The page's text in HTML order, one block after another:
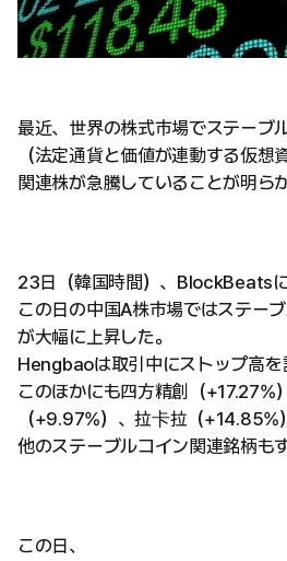
最近、世界の株式市場でステーブ
（法定通貨と価値が連動する仮想
関連株が急騰していることが明ら
23日（韓国時間）、BlockBeatsに
この日の中国A株市場ではステー
が大幅に上昇した。
Hengbaoは取引中にストップ高を
このほかにも四方精創（+17.27%
（+9.97%）、拉卡拉（+14.85%
他のステーブルコイン関連銘柄も
この日、